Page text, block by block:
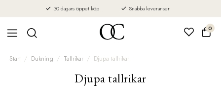
30 dagars öppet köp Snabba leveranser
0
Start Dukning Tallrikar Djupa tallrikar
Djupa tallrikar